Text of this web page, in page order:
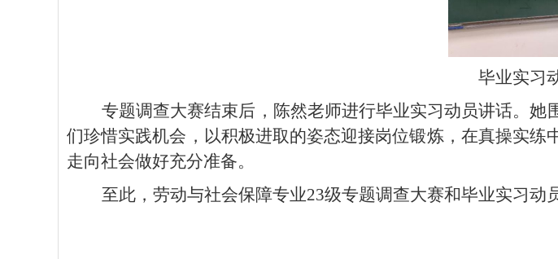
毕业实习
专题调查大赛结束后， 陈然老师进行毕业实习动员讲话。她
们珍惜实践机会，以积极进取的姿态迎接岗位锻炼，在真操实
走向社会做好充分准备。
至此，劳动与社会保障专业23级专题调查大赛和毕业实习动